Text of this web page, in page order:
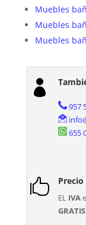
Muebles
Muebles
Muebles

957
655

EL IVA
GRATIS